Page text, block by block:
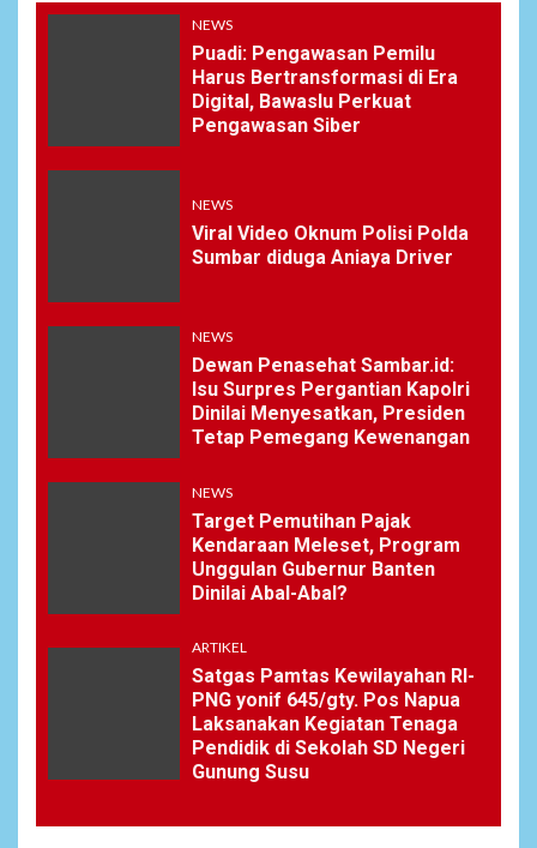
NEWS
Puadi: Pengawasan Pemilu
Harus Bertransformasi di Era
Digital, Bawaslu Perkuat
Pengawasan Siber
NEWS
Viral Video Oknum Polisi Polda
Sumbar diduga Aniaya Driver
NEWS
Dewan Penasehat Sambar.id:
Isu Surpres Pergantian Kapolri
Dinilai Menyesatkan, Presiden
Tetap Pemegang Kewenangan
NEWS
Target Pemutihan Pajak
Kendaraan Meleset, Program
Unggulan Gubernur Banten
Dinilai Abal-Abal?
ARTIKEL
Satgas Pamtas Kewilayahan RI-
PNG yonif 645/gty. Pos Napua
Laksanakan Kegiatan Tenaga
Pendidik di Sekolah SD Negeri
Gunung Susu